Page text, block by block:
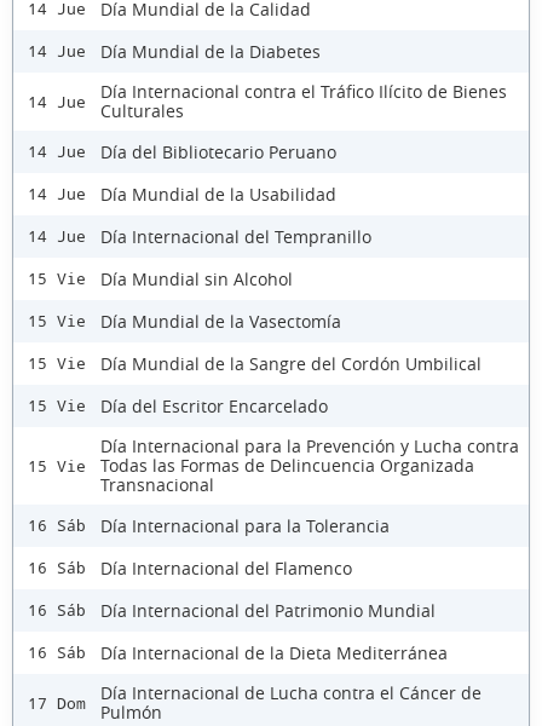
14 Jue Día Mundial de la Calidad
14 Jue Día Mundial de la Diabetes
14 Jue
Día Internacional contra el Tráfico Ilícito de Bienes
Culturales
14 Jue Día del Bibliotecario Peruano
14 Jue Día Mundial de la Usabilidad
14 Jue Día Internacional del Tempranillo
15 Vie Día Mundial sin Alcohol
15 Vie Día Mundial de la Vasectomía
15 Vie Día Mundial de la Sangre del Cordón Umbilical
15 Vie Día del Escritor Encarcelado
15 Vie
Día Internacional para la Prevención y Lucha contra
Todas las Formas de Delincuencia Organizada
Transnacional
16 Sáb Día Internacional para la Tolerancia
16 Sáb Día Internacional del Flamenco
16 Sáb Día Internacional del Patrimonio Mundial
16 Sáb Día Internacional de la Dieta Mediterránea
17 Dom
Día Internacional de Lucha contra el Cáncer de
Pulmón